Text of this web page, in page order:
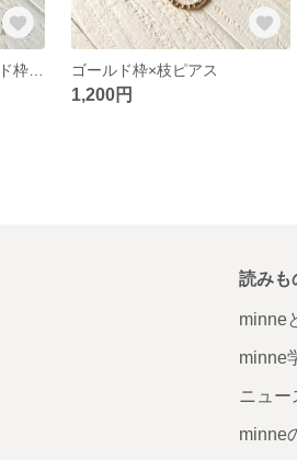
波カボション(青)×ゴールド枠のピアス ゴールド枠×枝ピアス
1,200円
読みも
minne
minne
ニュー
minne